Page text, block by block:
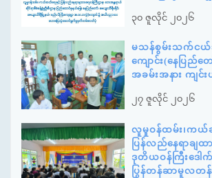
၃၀ ဇူလိုင် ၂၀၂၆
မသန်စွမ်းသက်ငယ်
ကျောင်း(နေပြည်တ
အခမ်းအနား ကျင်း
၂၇ ဇူလိုင် ၂၀၂၆
လူမှုဝန်ထမ်း၊ကယ်
ပြန်လည်နေရာချထာ
ဒုတိယဝန်ကြီးဒေါ
ပြွန်တန်ဆာမူလတန်